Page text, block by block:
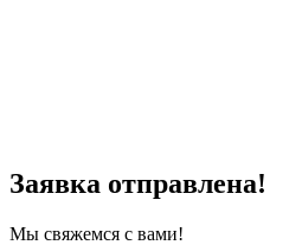
Заявка отправлена!
Мы свяжемся с вами!